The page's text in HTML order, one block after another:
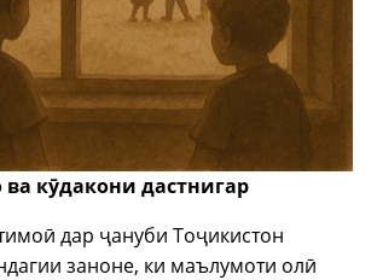
кӯдакони дастнигар
дар ҷануби Тоҷикистон
заноне, ки маълумоти олӣ